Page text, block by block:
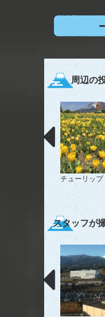
周辺の
チューリップ
スタッフが